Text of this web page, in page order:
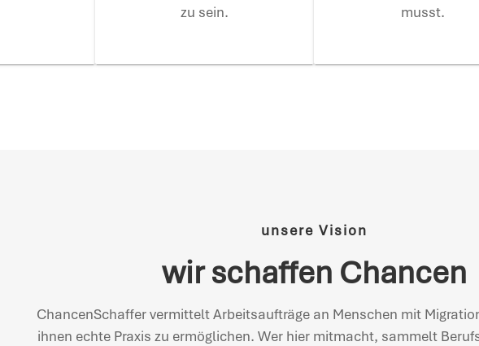
zu sein.
musst.
unsere Vision
wir schaffen Chancen
ChancenSchaffer vermittelt Arbeitsaufträge an Menschen mit
ihnen echte Praxis zu ermöglichen. Wer hier mitmacht, sammelt